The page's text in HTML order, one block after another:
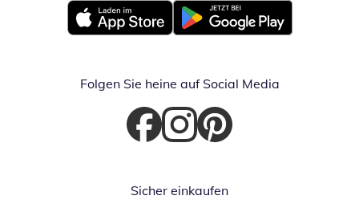
Öffnet in neuem FensterÖffnet in neuem Fenster
Folgen Sie heine auf Social Media
Öffnet in neuem Fenster
Öffnet in neuem Fenster
Öffnet in neuem Fenster
Sicher einkaufen